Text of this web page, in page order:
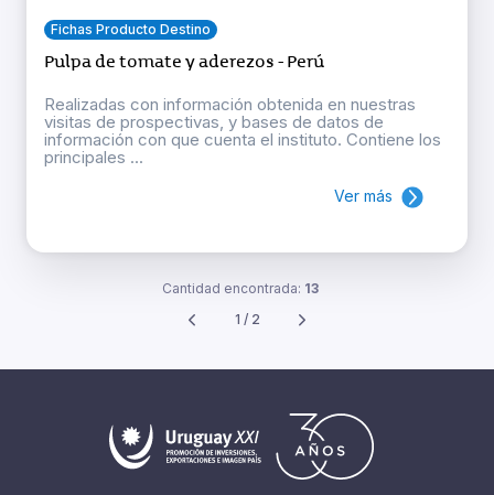
Fichas Producto Destino
Pulpa de tomate y aderezos - Perú
Realizadas con información obtenida en nuestras
visitas de prospectivas, y bases de datos de
información con que cuenta el instituto. Contiene los
principales ...
Ver más
Cantidad encontrada: 13
1 / 2